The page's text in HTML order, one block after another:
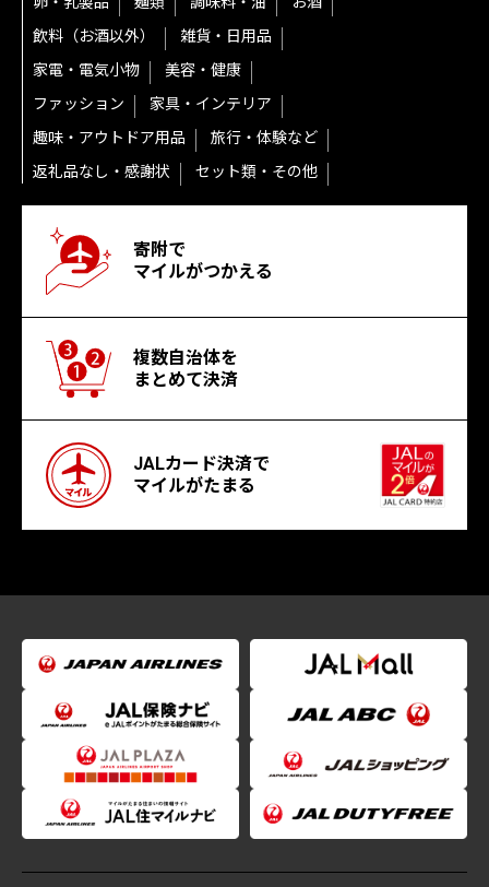
飲料（お酒以外）
雑貨・日用品
家電・電気小物
美容・健康
ファッション
家具・インテリア
趣味・アウトドア用品
旅行・体験など
返礼品なし・感謝状
セット類・その他
寄附で
マイルがつかえる
複数自治体を
まとめて決済
JALカード決済で
マイルがたまる